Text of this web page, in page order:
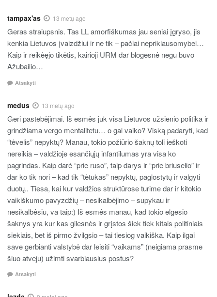
tampax'as 13 metų ago
Geras straiupsnis. Tas LL amorfiškumas jau seniai įgryso, jis
kenkia Lietuvos įvaizdžiui ir ne tik – pačiai nepriklausomybei…
Kaip ir reikėęjo tikėtis, kairioji URM dar blogesnė negu buvo
Ažubailio…
Atsakyti
medus 13 metų ago
Geri pastebėjimai. Iš esmės juk visa Lietuvos užsienio politika ir
grindžiama vergo mentalitetu… o gal vaiko? Viską padaryti, kad
“tėvelis” nepyktų? Manau, tokio požiūrio šaknų toli ieškoti
nereikia – valdžioje esančiųjų infantilumas yra visa ko
pagrindas. Kaip darė “prie ruso”, taip darys ir “prie briuselio” ir
dar ko tik nori – kad tik “tėtukas” nepyktų, paglostytų ir valgyti
duotų.. Tiesa, kai kur valdžios struktūrose turime dar ir kitokio
vaikiškumo pavyzdžių – nesikalbėjimo – supykau ir
nesikalbėsiu, va taip:) Iš esmės manau, kad tokio elgesio
šaknys yra kur kas gilesnės ir grįstos šiek tiek kitais politiniais
siekiais, bet iš pirmo žvilgsio – tai tiesiog vaikiška. Kaip ilgai
save gerbianti valstybė dar leisiti “vaikams” (neigiama prasme
šiuo atveju) užimti svarbiausius postus?
Atsakyti